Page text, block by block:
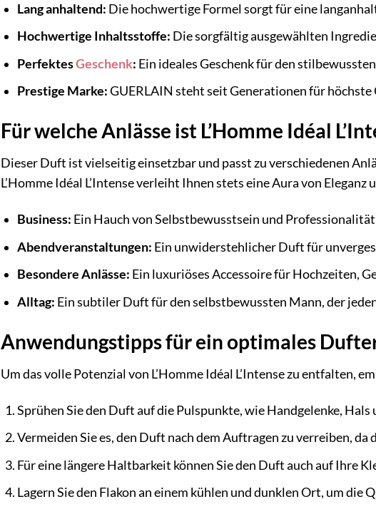
Lang anhaltend: Die hochwertige Formel sorgt für eine
Hochwertige Inhaltsstoffe: Die sorgfältig ausgewählten
PerfektesGeschenk: Ein ideales Geschenk für den
Prestige Marke:GUERLAIN steht seit Generationen für
Für welche Anlässe ist L’Homme Idéal
Dieser Duft ist vielseitig einsetzbar und passt zu verschiedenen
L’Homme Idéal L’Intense verleiht Ihnen stets eine Aura von Eleganz
Business: Ein Hauch von Selbstbewusstsein und
Abendveranstaltungen: Ein unwiderstehlicher Duft für
Besondere Anlässe: Ein luxuriöses Accessoire für Hochzeiten,
Alltag: Ein subtiler Duft für den selbstbewussten Mann, der
Anwendungstipps für ein optimales
Um das volle Potenzial von L’Homme Idéal L’Intense zu entfalten,
Sprühen Sie den Duft auf die Pulspunkte, wie Handgelenke,
Vermeiden Sie es, den Duft nach dem Auftragen zu verreiben,
Für eine längere Haltbarkeit können Sie den Duft auch auf Ihre
Lagern Sie den Flakon an einem kühlen und dunklen Ort, um die